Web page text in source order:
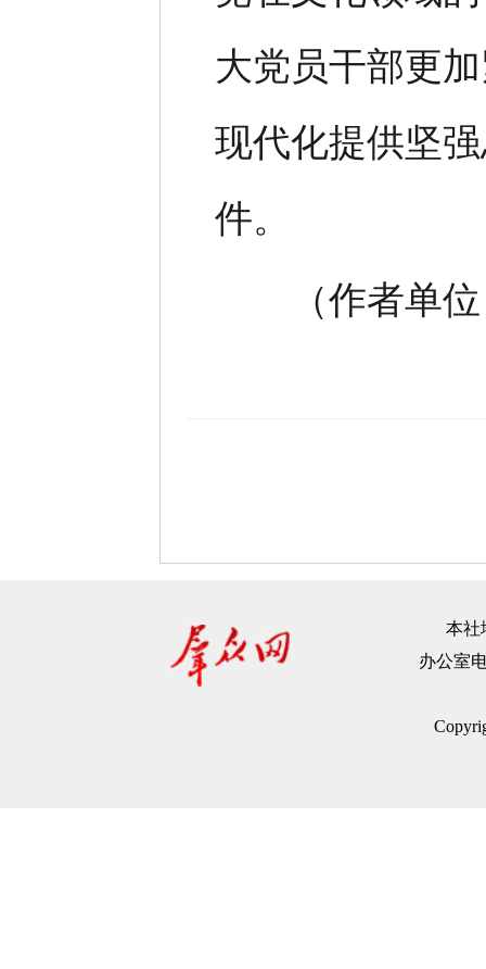
大党员干部更
现代化提供坚
件。
（作者单位
本社
办公室